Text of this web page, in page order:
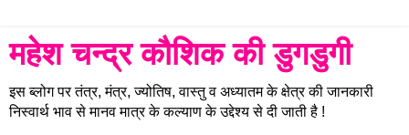
महेश चन्द्र कौशिक की डुगडुगी
इस ब्लोग पर तंत्र, मंत्र, ज्योतिष, वास्तु व अध्यातम के क्षेत्र की जानकारी
निस्वार्थ भाव से मानव मात्र के कल्याण के उद्देश्य से दी जाती है !